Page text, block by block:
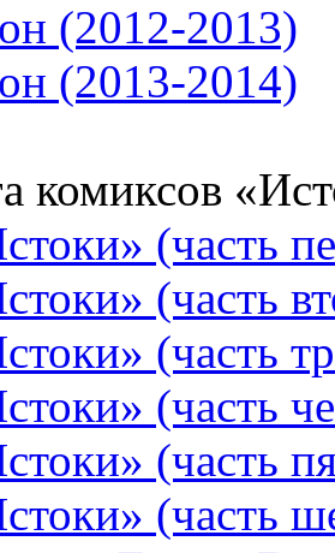
(2012-2013)
(2013-2014)
комиксов
(часть
(часть
(часть
(часть
(часть
(часть